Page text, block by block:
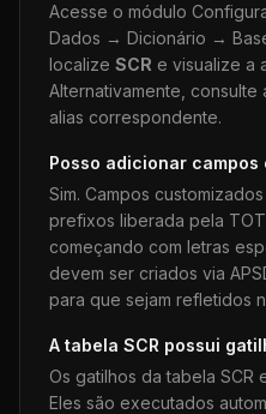
Acesse o módulo
Dados → Dicionário →
localize SCR e visualize a
Alternativamente, consulte
alias correspondente.
Posso adicionar campos
Sim. Campos
prefixos liberada pela
começando com letras
devem ser criados via
para que sejam refletidos
A tabela SCR possui
Os gatilhos da tabela SCR
Eles são executados